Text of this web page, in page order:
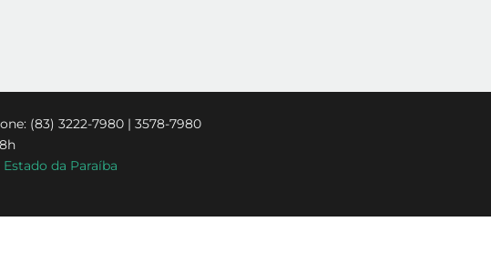
(83) 3222-7980 | 3578-7980
da Paraíba